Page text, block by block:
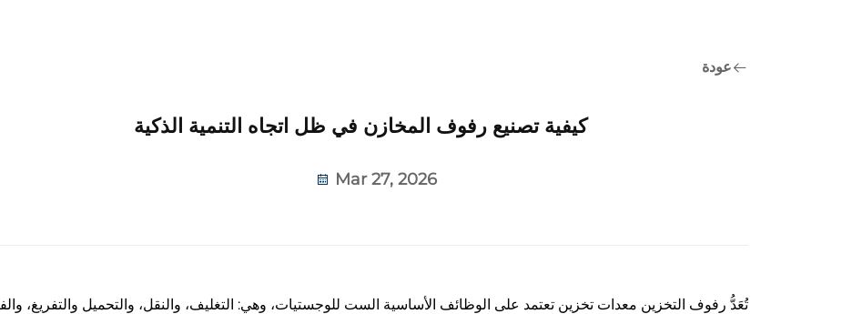
عودة
كيفية تصنيع رفوف المخازن في ظل اتجاه التنمية الذكية
Mar 27, 2026
تُعَدُّ رفوف التخزين معدات تخزين تعتمد على الوظائف الأساسية الست للوجستيات، وهي: التغليف، والنقل، والتحميل والتفريغ،